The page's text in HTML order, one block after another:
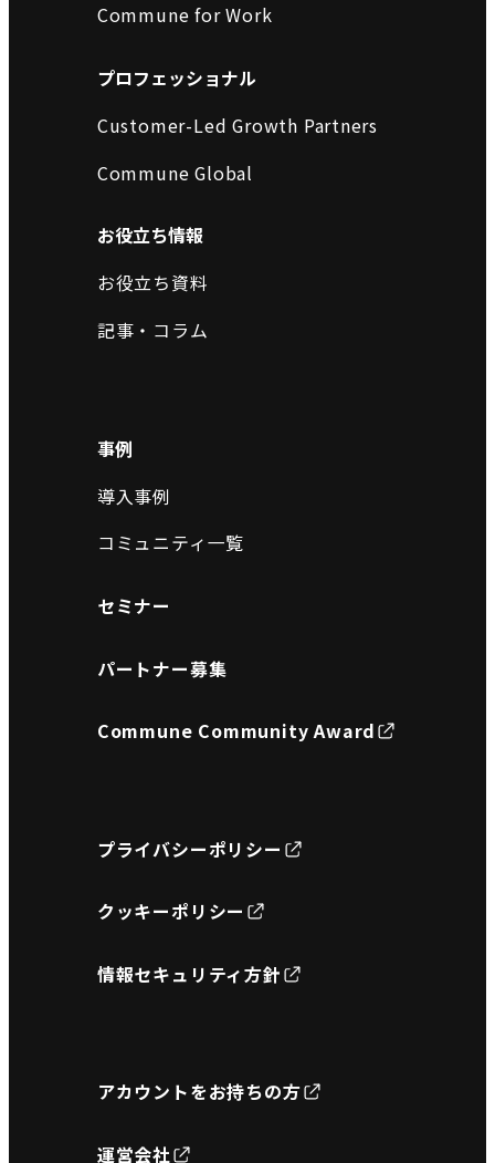
Commune for Work
プロフェッショナル
Customer-Led Growth Partners
Commune Global
お役立ち情報
お役立ち資料
記事・コラム
事例
導入事例
コミュニティ一覧
セミナー
パートナー募集
Commune Community Award
プライバシーポリシー
クッキーポリシー
情報セキュリティ方針
アカウントをお持ちの方
運営会社